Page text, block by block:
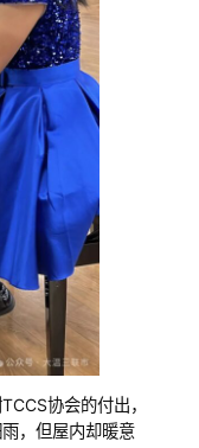
协会的付出，
，但屋内却暖意